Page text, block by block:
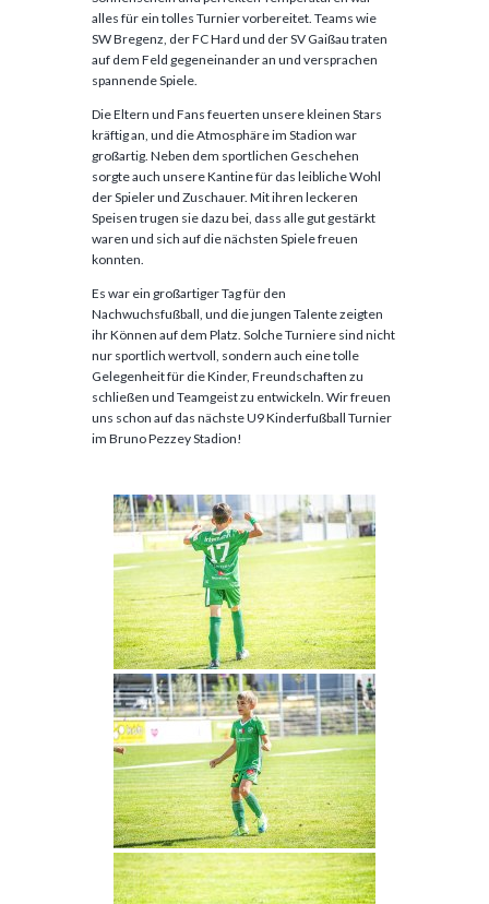
alles für ein tolles Turnier vorbereitet. Teams wie
SW Bregenz, der FC Hard und der SV Gaißau traten
auf dem Feld gegeneinander an und versprachen
spannende Spiele.
Die Eltern und Fans feuerten unsere kleinen Stars
kräftig an, und die Atmosphäre im Stadion war
großartig. Neben dem sportlichen Geschehen
sorgte auch unsere Kantine für das leibliche Wohl
der Spieler und Zuschauer. Mit ihren leckeren
Speisen trugen sie dazu bei, dass alle gut gestärkt
waren und sich auf die nächsten Spiele freuen
konnten.
Es war ein großartiger Tag für den
Nachwuchsfußball, und die jungen Talente zeigten
ihr Können auf dem Platz. Solche Turniere sind nicht
nur sportlich wertvoll, sondern auch eine tolle
Gelegenheit für die Kinder, Freundschaften zu
schließen und Teamgeist zu entwickeln. Wir freuen
uns schon auf das nächste U9 Kinderfußball Turnier
im Bruno Pezzey Stadion!